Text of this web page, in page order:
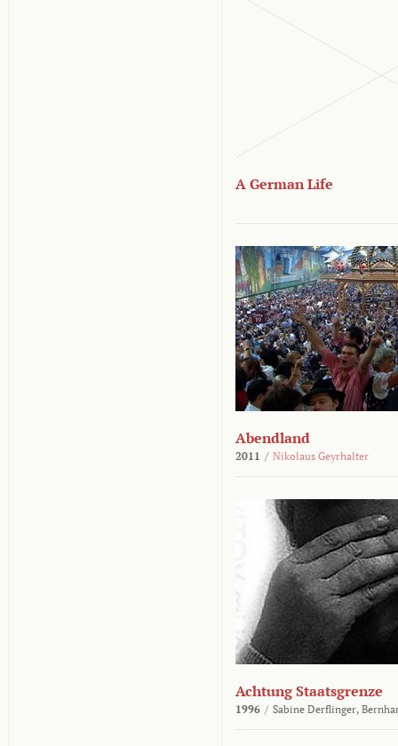
A German Life
Abendland
2011 / Nikolaus Geyrhalter
Achtung Staatsgrenze
1996 / Sabine Derflinger,